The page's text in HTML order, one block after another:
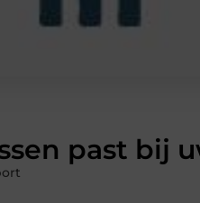
past bij